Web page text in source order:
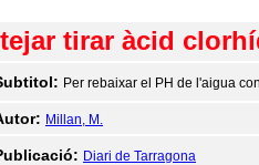
tirar àcid
Per rebaixar el PH de l'aigua
Millan, M.
Diari de Tarragona